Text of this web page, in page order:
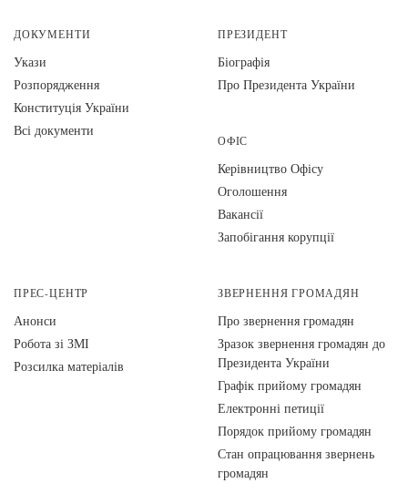
ДОКУМЕНТИ
Укази
Розпорядження
Конституція України
Всі документи
ПРЕЗИДЕНТ
Біографія
Про Президента України
ОФІС
Керівництво Офісу
Оголошення
Вакансії
Запобігання корупції
ПРЕС-ЦЕНТР
Анонси
Робота зі ЗМІ
Розсилка матеріалів
ЗВЕРНЕННЯ ГРОМАДЯН
Про звернення громадян
Зразок звернення громадян до
Президента України
Графік прийому громадян
Електронні петиції
Порядок прийому громадян
Стан опрацювання звернень
громадян